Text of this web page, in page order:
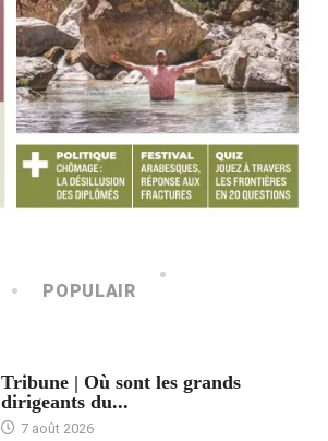
POPULAIR
Tribune | Où sont les grands
dirigeants du...
7 août 2026